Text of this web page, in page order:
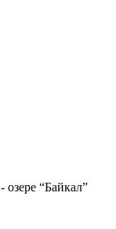
“Байкал”